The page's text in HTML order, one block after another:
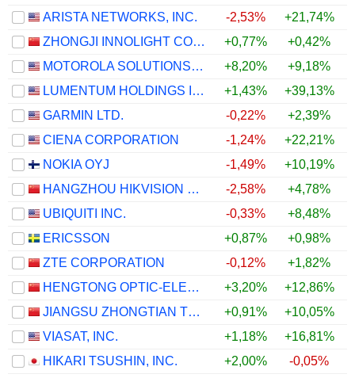
ARISTA NETWORKS, INC.
-2,53% +21,74%
ZHONGJI INNOLIGHT CO., LTD.
+0,77% +0,42%
MOTOROLA SOLUTIONS, INC.
+8,20% +9,18%
LUMENTUM HOLDINGS INC.
+1,43% +39,13%
GARMIN LTD.
-0,22% +2,39%
CIENA CORPORATION
-1,24% +22,21%
NOKIA OYJ
-1,49% +10,19%
HANGZHOU HIKVISION DIGITAL TECHNOLOGY CO., LTD.
-2,58% +4,78%
UBIQUITI INC.
-0,33% +8,48%
ERICSSON
+0,87% +0,98%
ZTE CORPORATION
-0,12% +1,82%
HENGTONG OPTIC-ELECTRIC CO., LTD.
+3,20% +12,86%
JIANGSU ZHONGTIAN TECHNOLOGY CO., LTD.
+0,91% +10,05%
VIASAT, INC.
+1,18% +16,81%
HIKARI TSUSHIN, INC.
+2,00% -0,05%